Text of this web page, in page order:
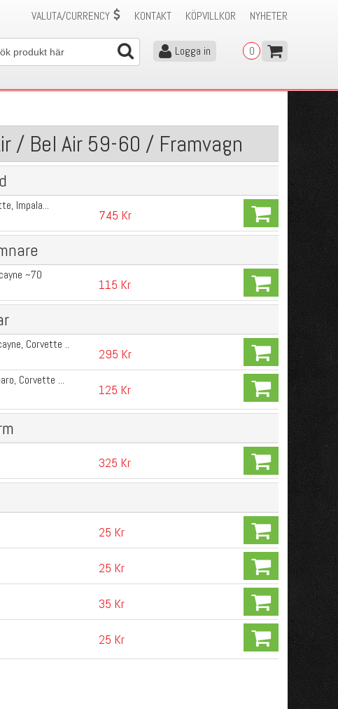
NYHETER
KÖPVILLKOR
KONTAKT
VALUTA/CURRENCY
0
Logga in
/ Bel Air 59-60 / Framvagn
Impala...
745 Kr
~70
115 Kr
Corvette ..
295 Kr
Corvette ...
125 Kr
325 Kr
25 Kr
25 Kr
35 Kr
25 Kr